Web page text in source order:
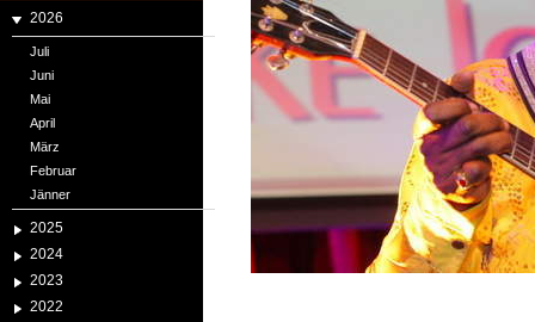
2026
Juli
Juni
Mai
April
März
Februar
Jänner
2025
2024
2023
2022